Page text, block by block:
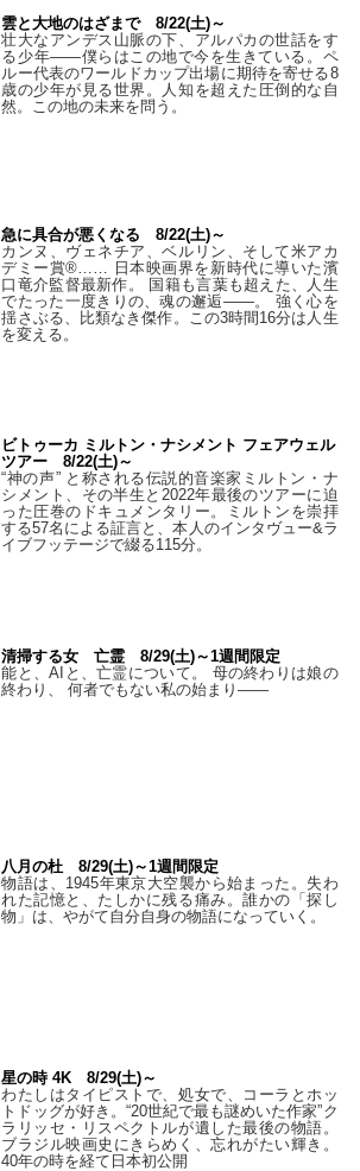
雲と大地のはざまで 8/22(土)～
壮大なアンデス山脈の下、アルパカの世話をす
る少年――僕らはこの地で今を生きている。ペ
ルー代表のワールドカップ出場に期待を寄せる8
歳の少年が見る世界。人知を超えた圧倒的な自
然。この地の未来を問う。
急に具合が悪くなる 8/22(土)～
カンヌ、ヴェネチア、ベルリン、そして米アカ
デミー賞®…… 日本映画界を新時代に導いた濱
口竜介監督最新作。 国籍も言葉も超えた、人生
でたった一度きりの、魂の邂逅――。 強く心を
揺さぶる、比類なき傑作。この3時間16分は人生
を変える。
ビトゥーカ ミルトン・ナシメント フェアウェル
ツアー 8/22(土)～
“神の声” と称される伝説的音楽家ミルトン・ナ
シメント、その半生と2022年最後のツアーに迫
った圧巻のドキュメンタリー。ミルトンを崇拝
する57名による証言と、本人のインタヴュー&ラ
イブフッテージで綴る115分。
清掃する女 亡霊 8/29(土)～1週間限定
能と、AIと、亡霊について。 母の終わりは娘の
終わり、 何者でもない私の始まり――
八月の杜 8/29(土)～1週間限定
物語は、1945年東京大空襲から始まった。失わ
れた記憶と、たしかに残る痛み。誰かの「探し
物」は、やがて自分自身の物語になっていく。
星の時 4K 8/29(土)～
わたしはタイピストで、処⼥で、コーラとホッ
トドッグが好き。“20世紀で最も謎めいた作家”ク
ラリッセ・リスペクトルが遺した最後の物語。
ブラジル映画史にきらめく、忘れがたい輝き。
40年の時を経て⽇本初公開